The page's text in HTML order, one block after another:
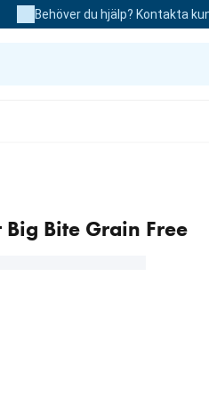
Behöver du hjälp? Kontakta
Big Bite Grain Free